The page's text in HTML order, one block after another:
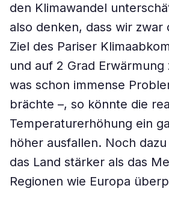
den Klimawandel
also denken, dass wir zwar
Ziel des Pariser
und auf 2 Grad Erwärmung
was schon immense
brächte –, so könnte die
Temperaturerhöhung ein
höher ausfallen. Noch
das Land stärker als das
Regionen wie Europa